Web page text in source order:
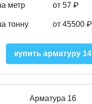
метр от 57 ₽
тонну от 45500 ₽
купить арматуру 14
Арматура 16